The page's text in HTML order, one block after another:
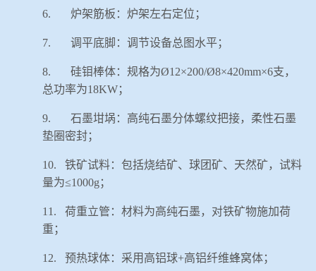
6. 炉架筋板：炉架左右定位；
7. 调平底脚：调节设备总图水平；
8. 硅钼棒体：规格为Ø12×200/Ø8×420mm×6支，
总功率为18KW；
9. 石墨坩埚：高纯石墨分体螺纹把接，柔性石墨
垫圈密封；
10. 铁矿试料：包括烧结矿、球团矿、天然矿，试料
量为≤1000g ；
11. 荷重立管：材料为高纯石墨，对铁矿物施加荷
重；
12. 预热球体：采用高铝球+高铝纤维蜂窝体；